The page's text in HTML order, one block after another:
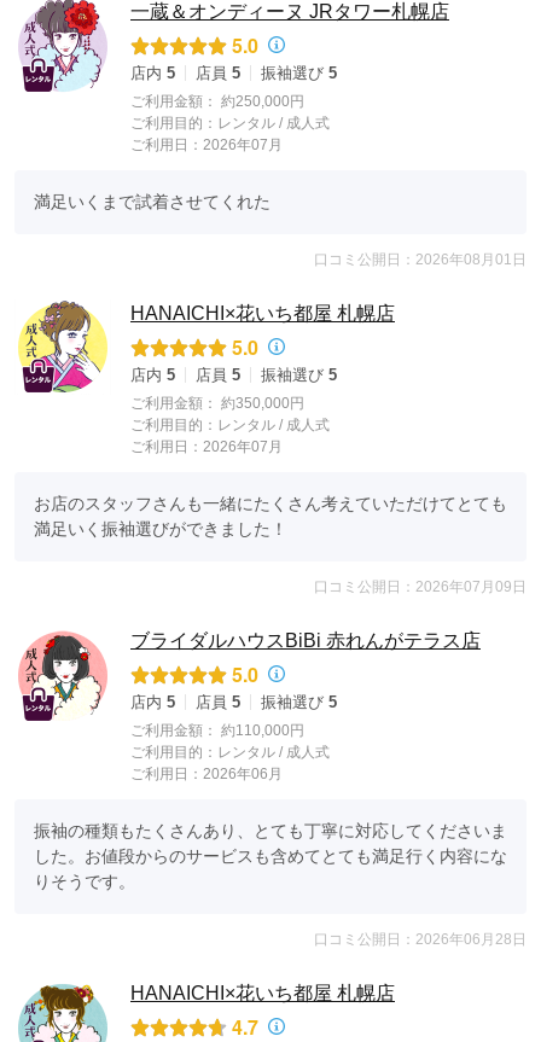
一蔵＆オンディーヌ JRタワー札幌店
5.0
店内 5 店員 5 振袖選び 5
ご利用金額： 約250,000円
ご利用目的： レンタル / 成人式
ご利用日：2026年07月
満足いくまで試着させてくれた
口コミ公開日：2026年08月01日
HANAICHI×花いち都屋 札幌店
5.0
店内 5 店員 5 振袖選び 5
ご利用金額： 約350,000円
ご利用目的： レンタル / 成人式
ご利用日：2026年07月
お店のスタッフさんも一緒にたくさん考えていただけてとても
満足いく振袖選びができました！
口コミ公開日：2026年07月09日
ブライダルハウスBiBi 赤れんがテラス店
5.0
店内 5 店員 5 振袖選び 5
ご利用金額： 約110,000円
ご利用目的： レンタル / 成人式
ご利用日：2026年06月
振袖の種類もたくさんあり、とても丁寧に対応してくださいま
した。お値段からのサービスも含めてとても満足行く内容にな
りそうです。
口コミ公開日：2026年06月28日
HANAICHI×花いち都屋 札幌店
4.7